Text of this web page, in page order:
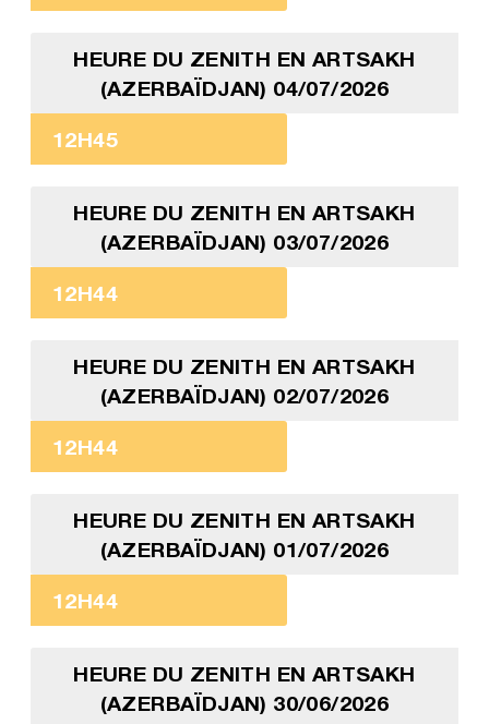
HEURE DU ZENITH EN ARTSAKH
(AZERBAÏDJAN) 04/07/2026
12H45
HEURE DU ZENITH EN ARTSAKH
(AZERBAÏDJAN) 03/07/2026
12H44
HEURE DU ZENITH EN ARTSAKH
(AZERBAÏDJAN) 02/07/2026
12H44
HEURE DU ZENITH EN ARTSAKH
(AZERBAÏDJAN) 01/07/2026
12H44
HEURE DU ZENITH EN ARTSAKH
(AZERBAÏDJAN) 30/06/2026